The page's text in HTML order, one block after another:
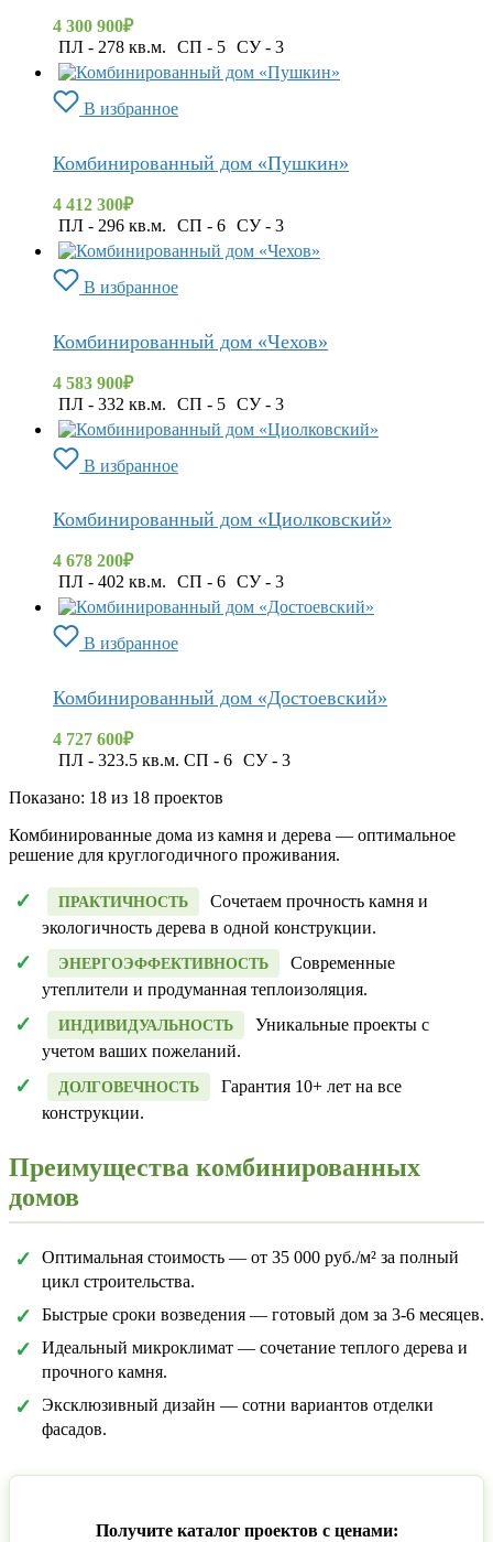
4 300 900₽
ПЛ - 278 кв.м.
СП - 5 СУ - 3
В избранное
Комбинированный дом «Пушкин»
4 412 300₽
ПЛ - 296 кв.м.
СП - 6 СУ - 3
В избранное
Комбинированный дом «Чехов»
4 583 900₽
ПЛ - 332 кв.м.
СП - 5 СУ - 3
В избранное
Комбинированный дом «Циолковский»
4 678 200₽
ПЛ - 402 кв.м.
СП - 6 СУ - 3
В избранное
Комбинированный дом «Достоевский»
4 727 600₽
ПЛ - 323.5 кв.м. СП - 6 СУ - 3
Показано: 18 из 18 проектов
Комбинированные дома из камня и дерева — оптимальное
решение для круглогодичного проживания.
ПРАКТИЧНОСТЬ
Сочетаем прочность камня и
экологичность дерева в одной конструкции.
ЭНЕРГОЭФФЕКТИВНОСТЬ
Современные
утеплители и продуманная теплоизоляция.
ИНДИВИДУАЛЬНОСТЬ
Уникальные проекты с
учетом ваших пожеланий.
ДОЛГОВЕЧНОСТЬ
Гарантия 10+ лет на все
конструкции.
Преимущества комбинированных
домов
Оптимальная стоимость — от 35 000 руб./м² за полный
цикл строительства.
Быстрые сроки возведения — готовый дом за 3-6 месяцев.
Идеальный микроклимат — сочетание теплого дерева и
прочного камня.
Эксклюзивный дизайн — сотни вариантов отделки
фасадов.
Получите каталог проектов с ценами: